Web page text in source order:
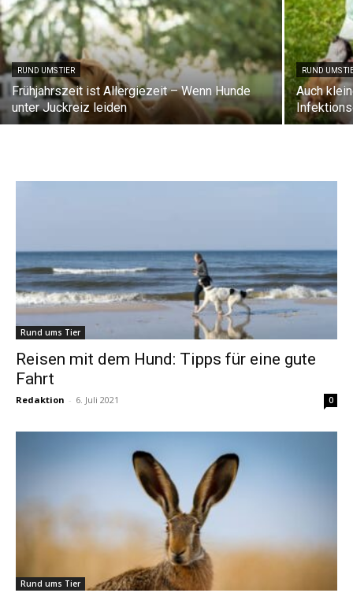
RUND UMS TIER
Frühjahrszeit ist Allergiezeit – Wenn Hunde
unter Juckreiz leiden
RUND UMS
Auch
Rund ums Tier
Reisen mit dem Hund: Tipps für eine gute
Fahrt
Redaktion - 6. Juli 2021 0
Rund ums Tier